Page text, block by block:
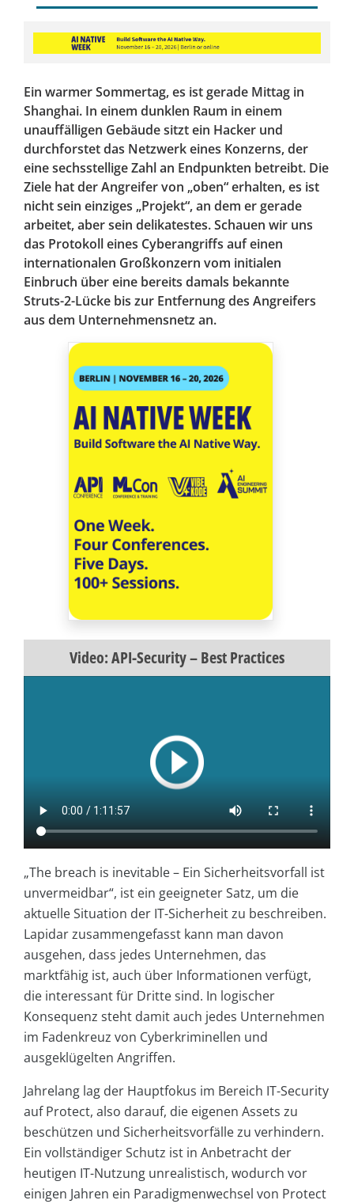
Ein warmer Sommertag, es ist gerade Mittag in
Shanghai. In einem dunklen Raum in einem
unauffälligen Gebäude sitzt ein Hacker und
durchforstet das Netzwerk eines Konzerns, der
eine sechsstellige Zahl an Endpunkten betreibt. Die
Ziele hat der Angreifer von „oben“ erhalten, es ist
nicht sein einziges „Projekt“, an dem er gerade
arbeitet, aber sein delikatestes. Schauen wir uns
das Protokoll eines Cyberangriffs auf einen
internationalen Großkonzern vom initialen
Einbruch über eine bereits damals bekannte
Struts-2-Lücke bis zur Entfernung des Angreifers
aus dem Unternehmensnetz an.
Video: API-Security – Best Practices
„The breach is inevitable – Ein Sicherheitsvorfall ist
unvermeidbar“, ist ein geeigneter Satz, um die
aktuelle Situation der IT-Sicherheit zu beschreiben.
Lapidar zusammengefasst kann man davon
ausgehen, dass jedes Unternehmen, das
marktfähig ist, auch über Informationen verfügt,
die interessant für Dritte sind. In logischer
Konsequenz steht damit auch jedes Unternehmen
im Fadenkreuz von Cyberkriminellen und
ausgeklügelten Angriffen.
Jahrelang lag der Hauptfokus im Bereich IT-Security
auf Protect, also darauf, die eigenen Assets zu
beschützen und Sicherheitsvorfälle zu verhindern.
Ein vollständiger Schutz ist in Anbetracht der
heutigen IT-Nutzung unrealistisch, wodurch vor
einigen Jahren ein Paradigmenwechsel von Protect